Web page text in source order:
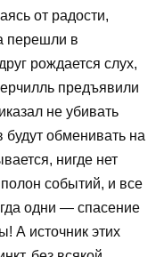
от радости,
перешли в
рождается слух,
предъявили
не убивать
обменивать на
нигде нет
событий, и все
одни — спасение
А источник этих